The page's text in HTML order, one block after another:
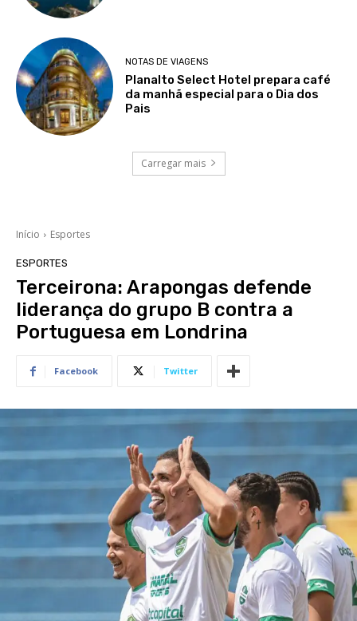
NOTAS DE VIAGENS
Planalto Select Hotel prepara café
da manhã especial para o Dia dos
Pais
Carregar mais